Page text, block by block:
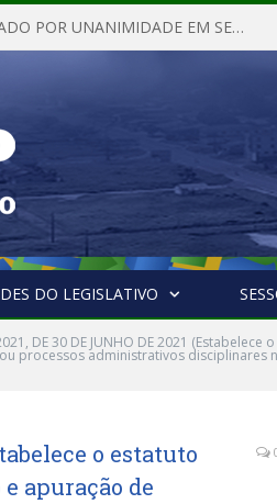
PROJETO DE LEI 002/2026 APROVADO POR UNANIMIDADE EM SESSÃO ORDINÁRIA NESTA QUINTA – FEIRA 28 DE MAIO DE 2026
DO LEGISLATIVO
DE 30 DE JUNHO DE 2021
processos administrativos
o estatuto
apuração de